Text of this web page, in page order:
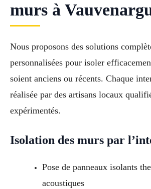
murs à
Nous proposons des solutions
personnalisées pour isoler
soient anciens ou récents. Chaque
réalisée par des artisans locaux
expérimentés.
Isolation des murs par
Pose de panneaux isolants
acoustiques